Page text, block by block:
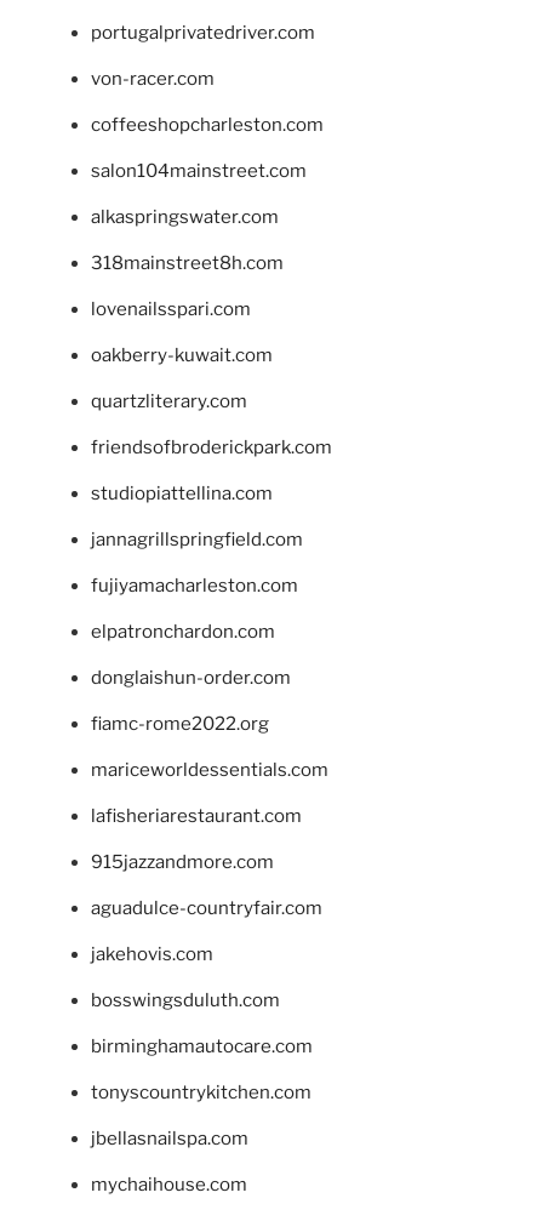
portugalprivatedriver.com
von-racer.com
coffeeshopcharleston.com
salon104mainstreet.com
alkaspringswater.com
318mainstreet8h.com
lovenailsspari.com
oakberry-kuwait.com
quartzliterary.com
friendsofbroderickpark.com
studiopiattellina.com
jannagrillspringfield.com
fujiyamacharleston.com
elpatronchardon.com
donglaishun-order.com
fiamc-rome2022.org
mariceworldessentials.com
lafisheriarestaurant.com
915jazzandmore.com
aguadulce-countryfair.com
jakehovis.com
bosswingsduluth.com
birminghamautocare.com
tonyscountrykitchen.com
jbellasnailspa.com
mychaihouse.com